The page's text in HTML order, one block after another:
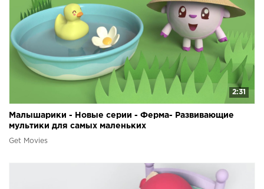
2:31
Малышарики - Новые серии - Ферма- Развивающие
мультики для самых маленьких
Get Movies